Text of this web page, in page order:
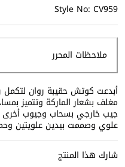
Style No: CV959
ملاحظات المحرر
أبدعت كوتش حقيبة روان
مغلف بشعار الماركة وتتميز
جيب خارجي بسحاب وجيوب
علوي وصممت بيدين علويتين
شارك هذا المنتج